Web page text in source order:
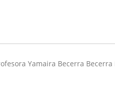
Yamaira Becerra Becerra